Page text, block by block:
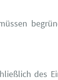
des